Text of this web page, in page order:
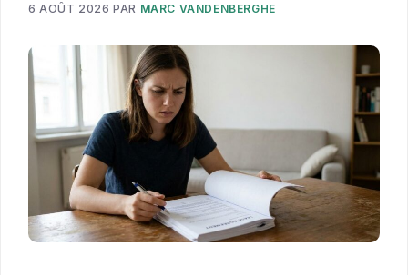
6 AOÛT 2026 PAR MARC VANDENBERGHE